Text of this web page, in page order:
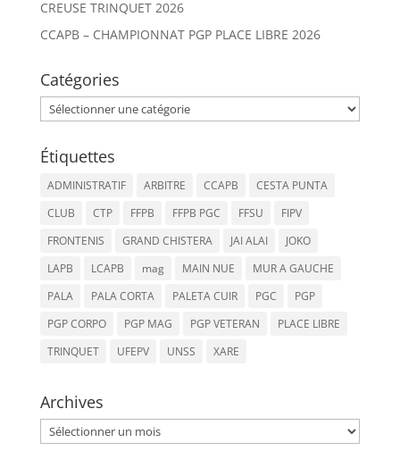
CREUSE TRINQUET 2026
CCAPB – CHAMPIONNAT PGP PLACE LIBRE 2026
Catégories
Catégories
Étiquettes
ADMINISTRATIF ARBITRE CCAPB
CESTA PUNTA
CLUB
CTP FFPB FFPB PGC FFSU
FIPV
FRONTENIS
GRAND CHISTERA JAI ALAI
JOKO
LAPB
LCAPB mag MAIN NUE
MUR A GAUCHE
PALA
PALA CORTA PALETA CUIR PGC
PGP
PGP CORPO
PGP MAG PGP VETERAN
PLACE LIBRE
TRINQUET
UFEPV UNSS XARE
Archives
Archives